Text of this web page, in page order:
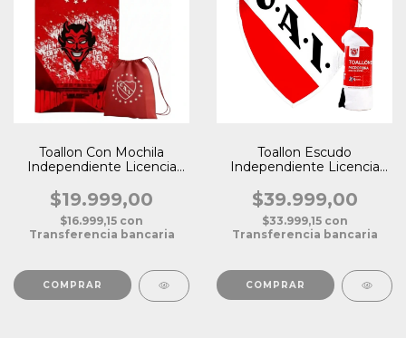
Toallon Con Mochila
Independiente Licencia
$19.999,00
$16.999,15 con
Transferencia bancaria
Toallon Escudo
Independiente Licencia
$39.999,00
$33.999,15 con
Transferencia bancaria